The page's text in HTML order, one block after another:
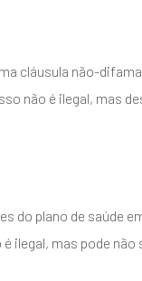
cláusula não-
não é ilegal, mas
do plano de saúde
ilegal, mas pode